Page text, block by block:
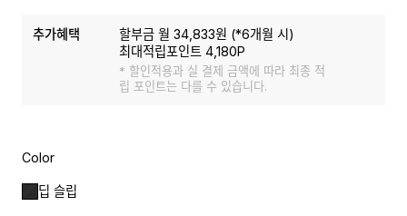
추가혜택 할부금 월34,833원 (*6개월 시)
최대적립포인트4,180P
* 할인적용과 실 결제 금액에 따라 최종 적
립 포인트는 다를 수 있습니다.
Color
딥 슬립